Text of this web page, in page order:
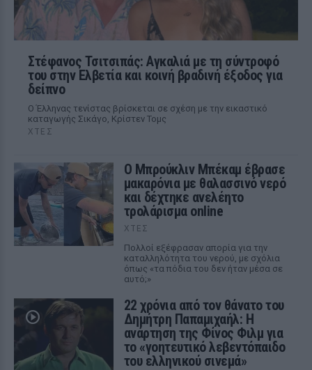
Στέφανος Τσιτσιπάς: Αγκαλιά με τη σύντροφό
του στην Ελβετία και κοινή βραδινή έξοδος για
δείπνο
Ο Έλληνας τενίστας βρίσκεται σε σχέση με την εικαστικό
καταγωγής Σικάγο, Κρίστεν Τομς
ΧΤΕΣ
Ο Μπρούκλιν Μπέκαμ έβρασε
μακαρόνια με θαλασσινό νερό
και δέχτηκε ανελέητο
τρολάρισμα online
ΧΤΕΣ
Πολλοί εξέφρασαν απορία για την
καταλληλότητα του νερού, με σχόλια
όπως «τα πόδια του δεν ήταν μέσα σε
αυτό;»
22 χρόνια από τον θάνατο του
Δημήτρη Παπαμιχαήλ: Η
ανάρτηση της Φίνος Φιλμ για
το «γοητευτικό λεβεντόπαιδο
του ελληνικού σινεμά»